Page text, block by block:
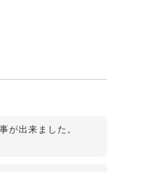
が出来ました。